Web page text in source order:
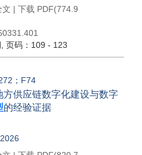
文 | 下载 PDF(774.9
, 页码：109 - 123
；F74
供应链数字化建设与数字
的经验证据